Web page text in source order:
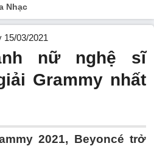
Nhạc
15/03/2021
nữ nghệ sĩ
Grammy nhất
2021, Beyoncé trở